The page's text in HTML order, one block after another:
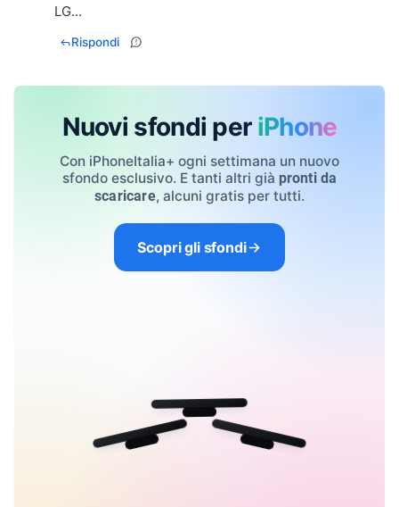
LG...
Rispondi
Nuovi sfondi per iPhone
Con iPhoneItalia+ ogni settimana un nuovo
sfondo esclusivo. E tanti altri già pronti da
scaricare, alcuni gratis per tutti.
Scopri gli sfondi